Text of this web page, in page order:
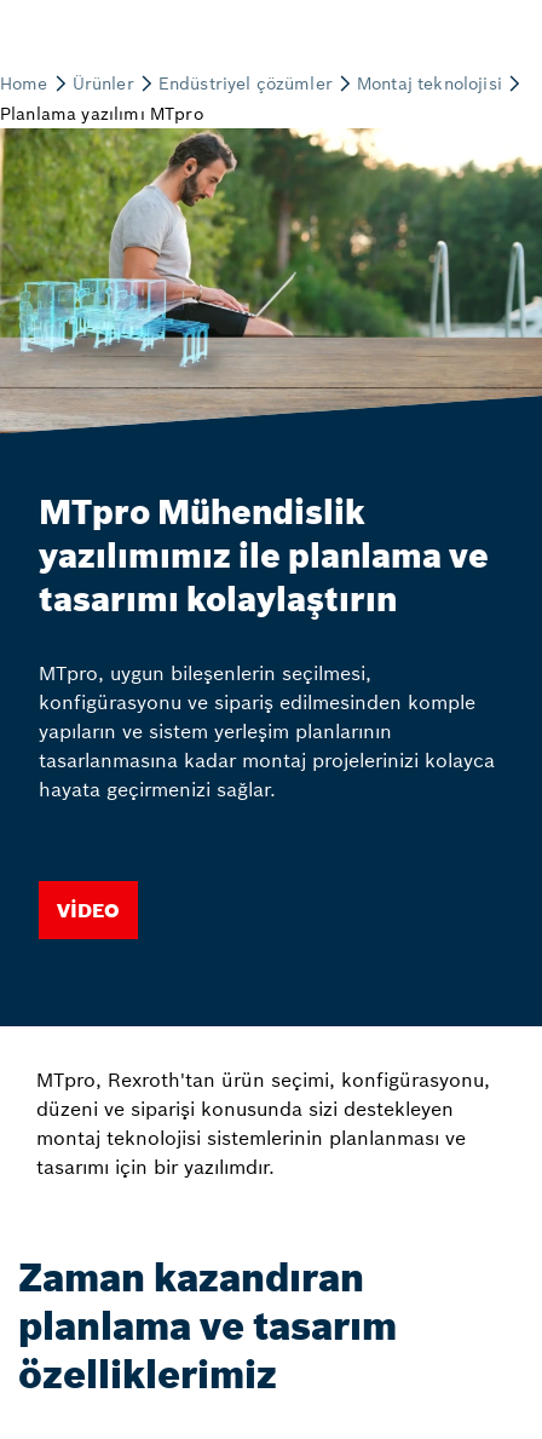
MTpro Mühendislik
yazılımımız ile planlama ve
tasarımı kolaylaştırın
MTpro, uygun bileşenlerin seçilmesi,
konfigürasyonu ve sipariş edilmesinden komple
yapıların ve sistem yerleşim planlarının
tasarlanmasına kadar montaj projelerinizi kolayca
hayata geçirmenizi sağlar.
Video
MTpro, Rexroth'tan ürün seçimi, konfigürasyonu,
düzeni ve siparişi konusunda sizi destekleyen
montaj teknolojisi sistemlerinin planlanması ve
tasarımı için bir yazılımdır.
Zaman kazandıran
planlama ve tasarım
özelliklerimiz